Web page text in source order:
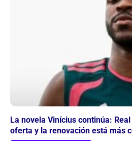
La novela Vinícius continúa:
oferta y la renovación está más